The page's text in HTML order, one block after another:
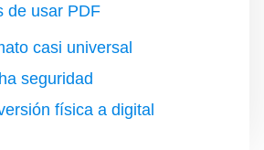
de usar PDF
casi universal
seguridad
física a digital